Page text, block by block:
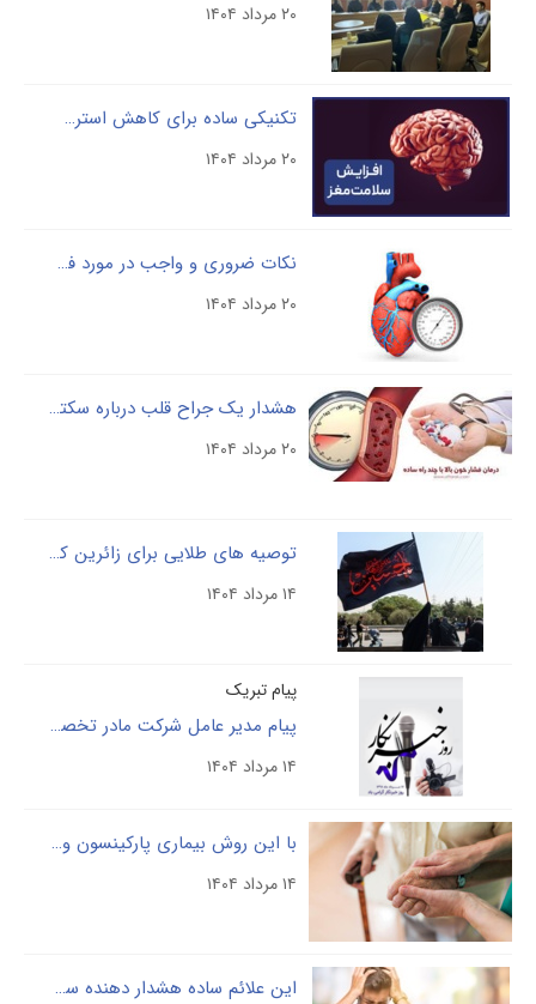
۲۰ مرداد ۱۴۰۴
تکنیکی ساده برای کاهش استرس و بهبود عملکرد مغز
۲۰ مرداد ۱۴۰۴
نکات ضروری و واجب در مورد فشار خون بالا که حتما باید بدانید
هشدار یک جراح قلب درباره سکته‌های زودرس
۲۰ مرداد ۱۴۰۴
توصیه های طلایی برای زائرین کربلا
۱۴ مرداد ۱۴۰۴
پیام تبریک
پیام مدیر عامل شرکت مادر تخصصی پالایش و پژوهش خون ، دکتر فردین بلوچی به مناسبت فرا رسیدن روز خبرنگار
با این روش بیماری پارکینسون و آلزایمر را کنترل کنید؟
۱۴ مرداد ۱۴۰۴
این علائم ساده هشدار دهنده سکته گرمایی است ! / چه باید کرد ؟